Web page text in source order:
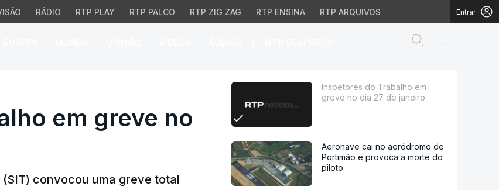
RÁDIO RTP PLAY RTP PALCO RTP ZIG ZAG RTP ENSINA RTP ARQUIVOS Entrar
em greve no dia 27 de janeiro
em greve no
convocou uma greve total
Inspetores do Trabalho em
greve no dia 27 de janeiro
Aeronave cai no aeródromo de
Portimão e provoca a morte do
piloto